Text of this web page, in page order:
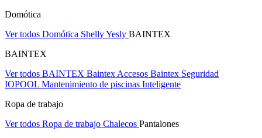
Domótica
Ver todos Domótica ShellyYesly BAINTEX
BAINTEX
Ver todos BAINTEX Baintex Accesos Baintex Seguridad
IOPOOL Mantenimiento de piscinas Inteligente
Ropa de trabajo
Ver todos Ropa de trabajo Chalecos Pantalones